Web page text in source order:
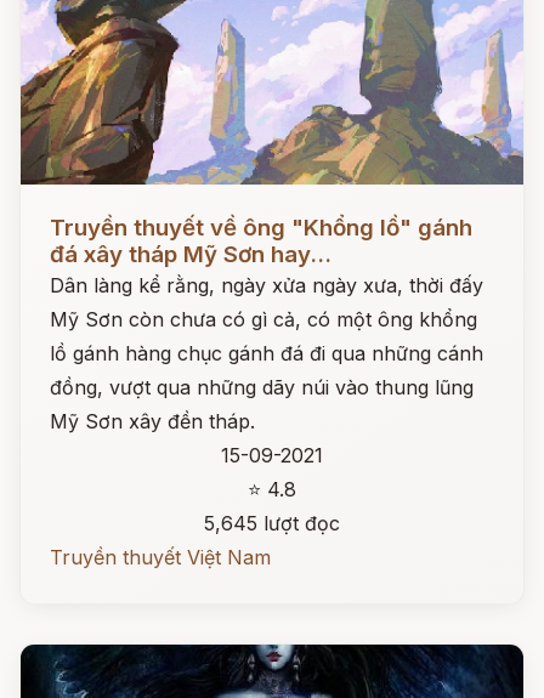
Đọc ngay
Truyền thuyết về ông "Khổng lồ" gánh
đá xây tháp Mỹ Sơn hay...
Dân làng kể rằng, ngày xửa ngày xưa, thời đấy
Mỹ Sơn còn chưa có gì cả, có một ông khổng
lồ gánh hàng chục gánh đá đi qua những cánh
đồng, vượt qua những dãy núi vào thung lũng
Mỹ Sơn xây đền tháp.
15-09-2021
⭐ 4.8
5,645 lượt đọc
Truyền thuyết Việt Nam